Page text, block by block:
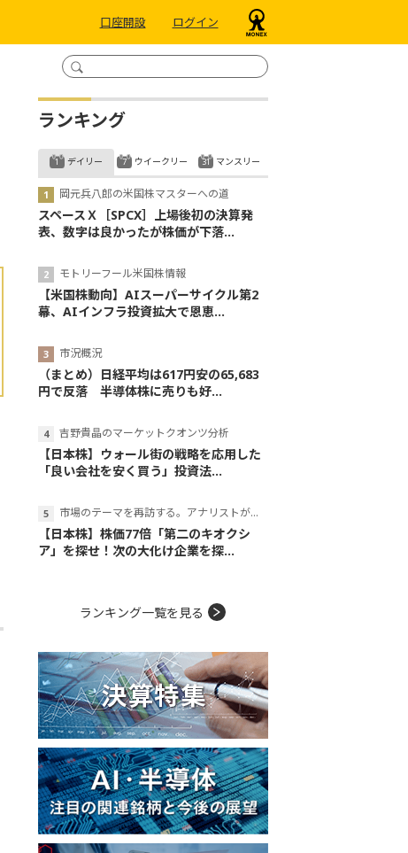
口座開設 ログイン
ランキング
デイリー
岡元兵八郎の米国株マスターへの道
スペースＸ［SPCX］上場後初の決算発
表、数字は良かったが株価が下落...
モトリーフール米国株情報
【米国株動向】AIスーパーサイクル第2
幕、AIインフラ投資拡大で恩恵...
市況概況
（まとめ）日経平均は617円安の65,683
円で反落 半導体株に売りも好...
吉野貴晶のマーケットクオンツ分析
【日本株】ウォール街の戦略を応用した
「良い会社を安く買う」投資法...
市場のテーマを再訪する。アナリストが読み解くテーマの本質
【日本株】株価77倍「第二のキオクシ
ア」を探せ！次の大化け企業を探...
ウイークリー マンスリー
ランキング一覧を見る